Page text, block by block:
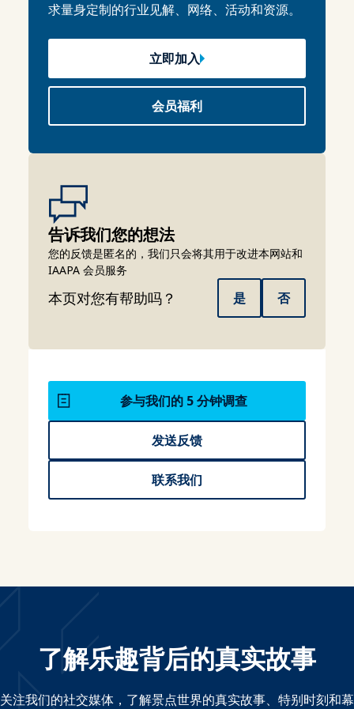
求量身定制的行业见解、网络、活动和资源。
立即加入
会员福利
告诉我们您的想法
您的反馈是匿名的，我们只会将其用于改进本网站和
IAAPA 会员服务
本页对您有帮助吗？ 是 否
参与我们的 5 分钟调查
发送反馈
联系我们
了解乐趣背后的真实故事
关注我们的社交媒体，了解景点世界的真实故事、特别时刻和幕